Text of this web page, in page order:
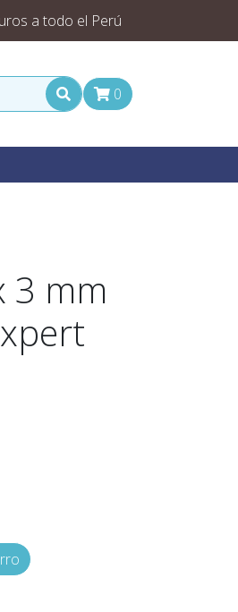
a todo el Perú
0
3 mm